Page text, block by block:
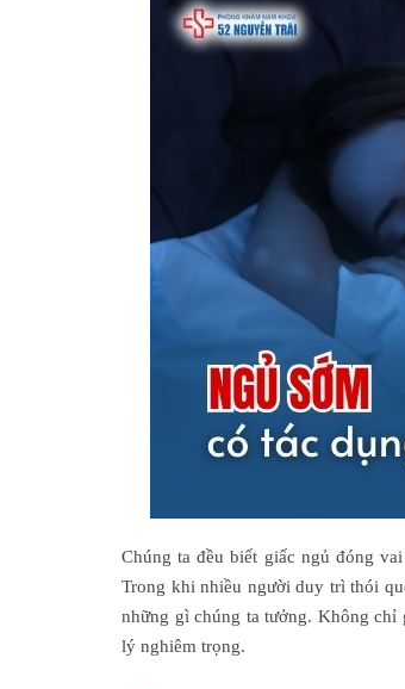
Chúng ta đều biết giấc ngủ đóng
Trong khi nhiều người duy trì thói
những gì chúng ta tưởng. Không chỉ
lý nghiêm trọng.
BS. ĐOÀN
Chuyên